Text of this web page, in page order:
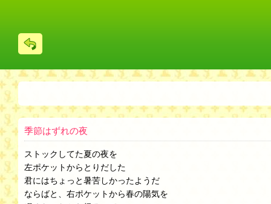
る
季節はずれの夜
ストックしてた夏の夜を
左ポケットからとりだした
君にはちょっと暑苦しかったようだ
ならばと、右ポケットから春の陽気を